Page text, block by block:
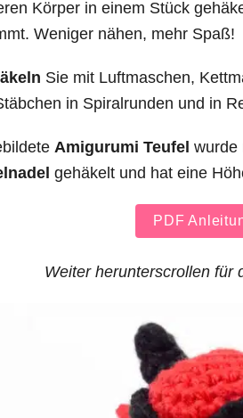
Körper in einem Stück
Weniger nähen, mehr Spaß!
Sie mit Luftmaschen,
in Spiralrunden und in
Amigurumi Teufel wurde
gehäkelt und hat eine
PDF
Weiter herunterscrollen für